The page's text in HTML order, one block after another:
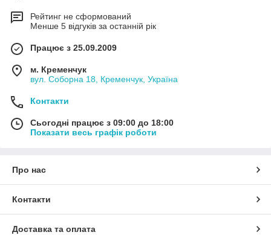
виготовлено за 3-7 днів.
Якість
Тент виготовляється з ПВХ тканини щільністю
Сертифікати
Гарантія
Рейтинг не сформований
Менше 5 відгуків за останній рік
Працює з 25.09.2009
м. Кременчук
вул. Соборна 18, Кременчук, Україна
Контакти
Сьогодні працює з 09:00 до 18:00
Показати весь графік роботи
Про нас
Контакти
Доставка та оплата